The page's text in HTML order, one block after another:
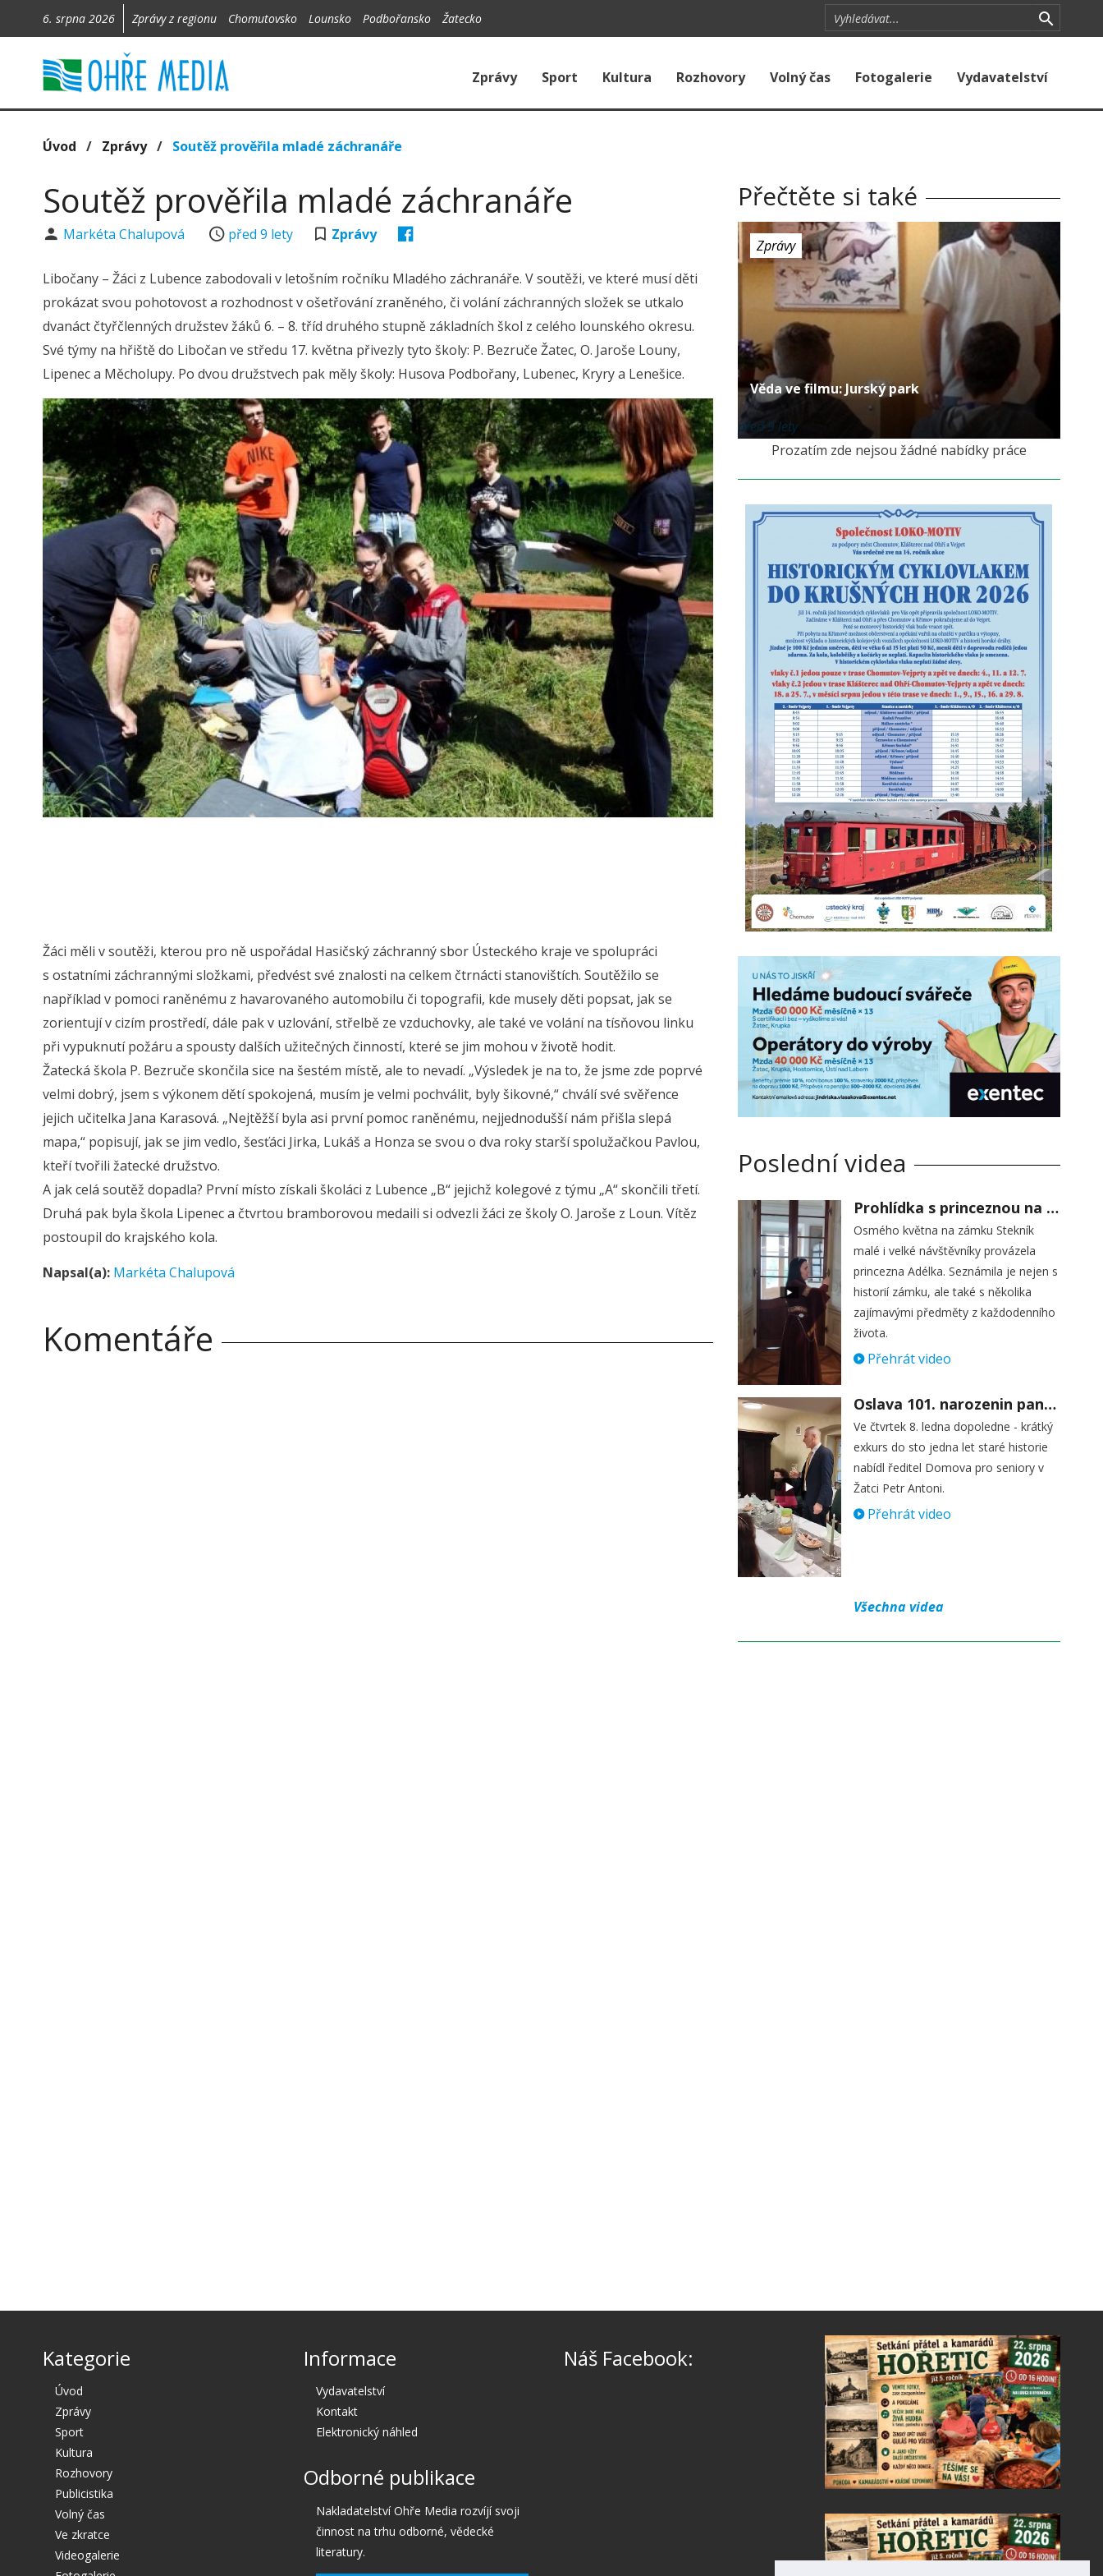
6. srpna 2026 Zprávy z regionu Chomutovsko Lounsko Podbořansko Žatecko
Zprávy Sport Kultura Rozhovory Volný čas Fotogalerie Vydavatelství
Úvod / Zprávy/ Soutěž prověřila mladé záchranáře
Soutěž prověřila mladé záchranáře
Markéta Chalupová před 9 lety Zprávy
Libočany – Žáci z Lubence zabodovali v letošním ročníku Mladého záchranáře. V soutěži, ve které musí děti
prokázat svou pohotovost a rozhodnost v ošetřování zraněného, či volání záchranných složek se utkalo
dvanáct čtyřčlenných družstev žáků 6. – 8. tříd druhého stupně základních škol z celého lounského okresu.
Své týmy na hřiště do Libočan ve středu 17. května přivezly tyto školy: P. Bezruče Žatec, O. Jaroše Louny,
Lipenec a Měcholupy. Po dvou družstvech pak měly školy: Husova Podbořany, Lubenec, Kryry a Lenešice.
Žáci měli v soutěži, kterou pro ně uspořádal Hasičský záchranný sbor Ústeckého kraje ve spolupráci
s ostatními záchrannými složkami, předvést své znalosti na celkem čtrnácti stanovištích. Soutěžilo se
například v pomoci raněnému z havarovaného automobilu či topografii, kde musely děti popsat, jak se
zorientují v cizím prostředí, dále pak v uzlování, střelbě ze vzduchovky, ale také ve volání na tísňovou linku
při vypuknutí požáru a spousty dalších užitečných činností, které se jim mohou v životě hodit.
Žatecká škola P. Bezruče skončila sice na šestém místě, ale to nevadí. „Výsledek je na to, že jsme zde poprvé
velmi dobrý, jsem s výkonem dětí spokojená, musím je velmi pochválit, byly šikovné,“ chválí své svěřence
jejich učitelka Jana Karasová. „Nejtěžší byla asi první pomoc raněnému, nejjednodušší nám přišla slepá
mapa,“ popisují, jak se jim vedlo, šesťáci Jirka, Lukáš a Honza se svou o dva roky starší spolužačkou Pavlou,
kteří tvořili žatecké družstvo.
A jak celá soutěž dopadla? První místo získali školáci z Lubence „B“ jejichž kolegové z týmu „A“ skončili třetí.
Druhá pak byla škola Lipenec a čtvrtou bramborovou medaili si odvezli žáci ze školy O. Jaroše z Loun. Vítěz
postoupil do krajského kola.
Napsal(a): Markéta Chalupová
Komentáře
Přečtěte si také
Zprávy
Věda ve filmu: Jurský park
před 9 lety
Prozatím zde nejsou žádné nabídky práce
Poslední videa
Prohlídka s princeznou na zámku Stekník
Osmého května na zámku Stekník
malé i velké návštěvníky provázela
princezna Adélka. Seznámila je nejen s
historií zámku, ale také s několika
zajímavými předměty z každodenního
života.
Přehrát video
Oslava 101. narozenin paní Věry Skořepové
Ve čtvrtek 8. ledna dopoledne - krátký
exkurs do sto jedna let staré historie
nabídl ředitel Domova pro seniory v
Žatci Petr Antoni.
Přehrát video
Všechna videa
Kategorie
Úvod
Zprávy
Sport
Kultura
Rozhovory
Publicistika
Volný čas
Ve zkratce
Videogalerie
Informace
Vydavatelství
Kontakt
Elektronický náhled
Odborné publikace
Nakladatelství Ohře Media rozvíjí svoji
činnost na trhu odborné, vědecké
literatury.
Náš Facebook: